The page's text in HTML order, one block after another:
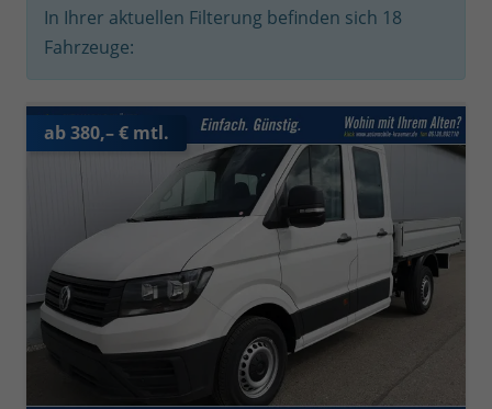
In Ihrer aktuellen Filterung befinden sich 18
Fahrzeuge:
ab 380,– € mtl.